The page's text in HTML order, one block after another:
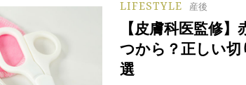
LIFESTYLE 産後
【皮膚科医監修
つから？正しい
選